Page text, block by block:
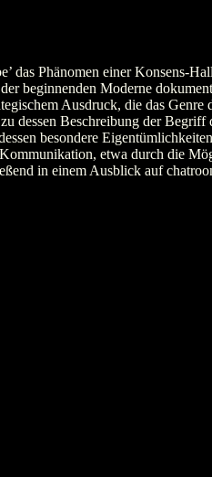
das Phänomen einer Konsens-
beginnenden Moderne
Ausdruck, die das Genre
dessen Beschreibung der
besondere
etwa durch die
in einem Ausblick auf